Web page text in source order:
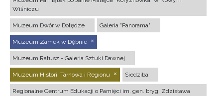
Wiśniczu
Muzeum Dwór w Dołędze Galeria "Panorama"
Muzeum Zamek w Dębnie
Muzeum Ratusz - Galeria Sztuki Dawnej
Muzeum Historii Tarnowa i Regionu Siedziba
Regionalne Centrum Edukacji o Pamięci im. gen. bryg. Zdzisława